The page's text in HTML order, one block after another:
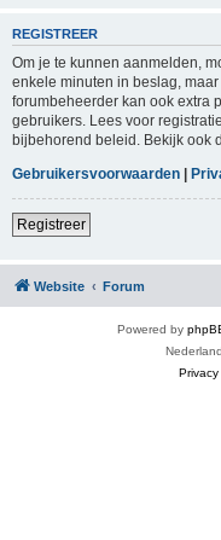
REGISTREER
Om je te kunnen aanmelden,
enkele minuten in beslag,
forumbeheerder kan ook extra
gebruikers. Lees voor
bijbehorend beleid. Bekijk ook
Gebruikersvoorwaarden |
Registreer
Website Forum
Powered by
Privacy